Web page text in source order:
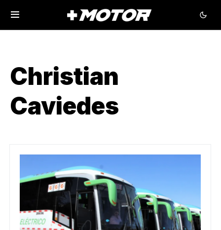
Christian
Caviedes